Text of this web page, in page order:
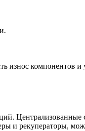
износ компонентов
и рекуператоры,